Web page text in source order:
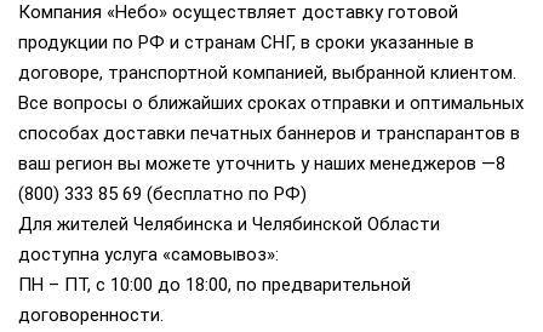
Компания «Небо» осуществляет доставку готовой
продукции по РФ и странам СНГ, в сроки указанные в
договоре, транспортной компанией, выбранной клиентом.
Все вопросы о ближайших сроках отправки и оптимальных
способах доставки печатных баннеров и транспарантов в
ваш регион вы можете уточнить у наших менеджеров —8
(800) 333 85 69 (бесплатно по РФ)
Для жителей Челябинска и Челябинской Области
доступна услуга «самовывоз»:
ПН – ПТ, с 10:00 до 18:00, по предварительной
договоренности.